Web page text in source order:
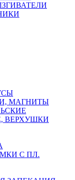
МАГНИТЫ
ВЕРХУШКИ
С ПЛ.